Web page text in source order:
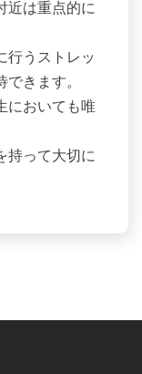
近は重点的に
行うストレッ
きます。
においても唯
持って大切に